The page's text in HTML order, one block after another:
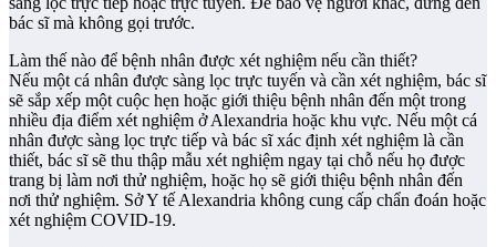
bác sĩ mà không gọi trước.
Làm thế nào để bệnh nhân được xét nghiệm nếu cần thiết?
Nếu một cá nhân được sàng lọc trực tuyến và cần xét nghiệm, bác sĩ
sẽ sắp xếp một cuộc hẹn hoặc giới thiệu bệnh nhân đến một trong
nhiều địa điểm xét nghiệm ở Alexandria hoặc khu vực. Nếu một cá
nhân được sàng lọc trực tiếp và bác sĩ xác định xét nghiệm là cần
thiết, bác sĩ sẽ thu thập mẫu xét nghiệm ngay tại chỗ nếu họ được
trang bị làm nơi thử nghiệm, hoặc họ sẽ giới thiệu bệnh nhân đến
nơi thử nghiệm. Sở Y tế Alexandria không cung cấp chẩn đoán hoặc
xét nghiệm COVID-19.